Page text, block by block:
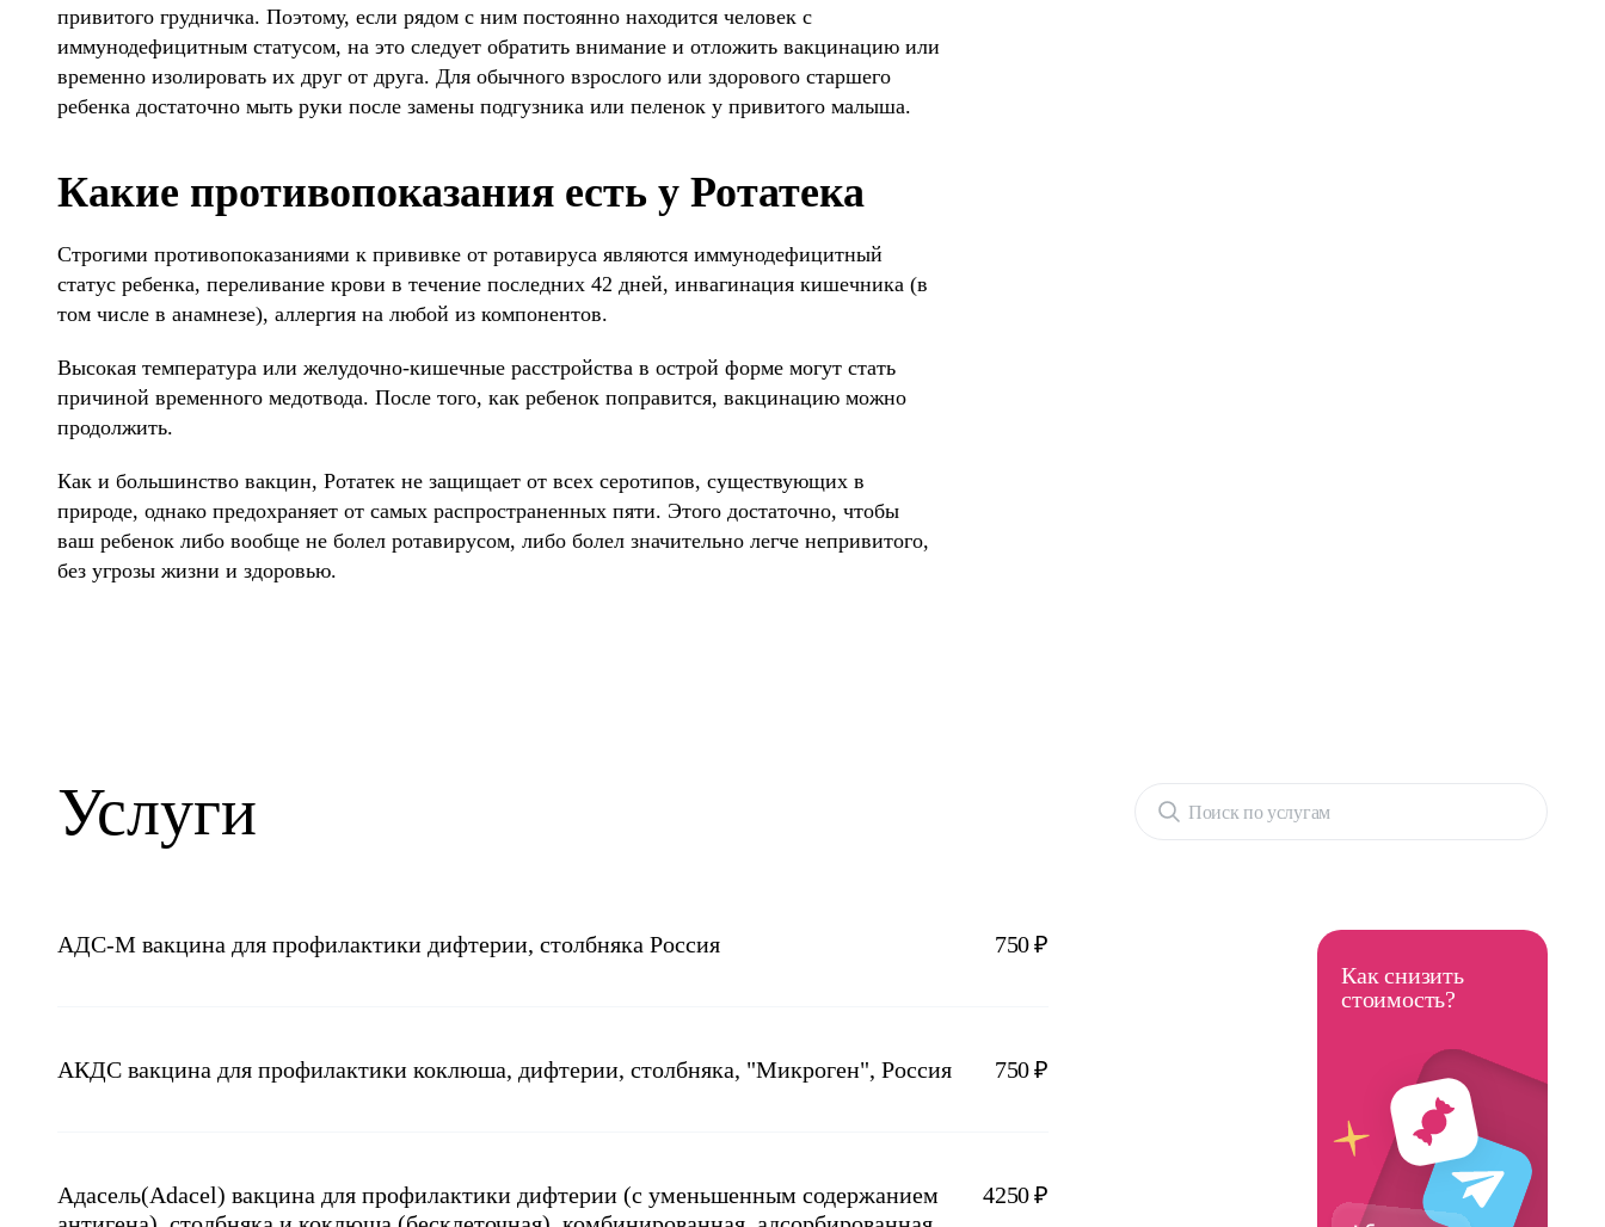
привитого грудничка. Поэтому, если рядом с ним постоянно находится человек с
иммунодефицитным статусом, на это следует обратить внимание и отложить вакцинацию или
временно изолировать их друг от друга. Для обычного взрослого или здорового старшего
ребенка достаточно мыть руки после замены подгузника или пеленок у привитого малыша.
Какие противопоказания есть у Ротатека
Строгими противопоказаниями к прививке от ротавируса являются иммунодефицитный
статус ребенка, переливание крови в течение последних 42 дней, инвагинация кишечника (в
том числе в анамнезе), аллергия на любой из компонентов.
Высокая температура или желудочно-кишечные расстройства в острой форме могут стать
причиной временного медотвода. После того, как ребенок поправится, вакцинацию можно
продолжить.
Как и большинство вакцин, Ротатек не защищает от всех серотипов, существующих в
природе, однако предохраняет от самых распространенных пяти. Этого достаточно, чтобы
ваш ребенок либо вообще не болел ротавирусом, либо болел значительно легче непривитого,
без угрозы жизни и здоровью.
Услуги Поиск по услугам
АДС-М вакцина для профилактики дифтерии, столбняка Россия 750 ₽
АКДС вакцина для профилактики коклюша, дифтерии, столбняка, "Микроген", Россия 750 ₽
Адасель(Adacel) вакцина для профилактики дифтерии (с уменьшенным содержанием
4250 ₽
Как снизить
стоимость?